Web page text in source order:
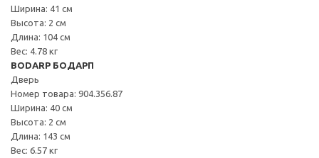
Ширина: 41 см
Высота: 2 см
Длина: 104 см
Вес: 4.78 кг
BODARP БОДАРП
Дверь
Номер товара: 904.356.87
Ширина: 40 см
Высота: 2 см
Длина: 143 см
Вес: 6.57 кг